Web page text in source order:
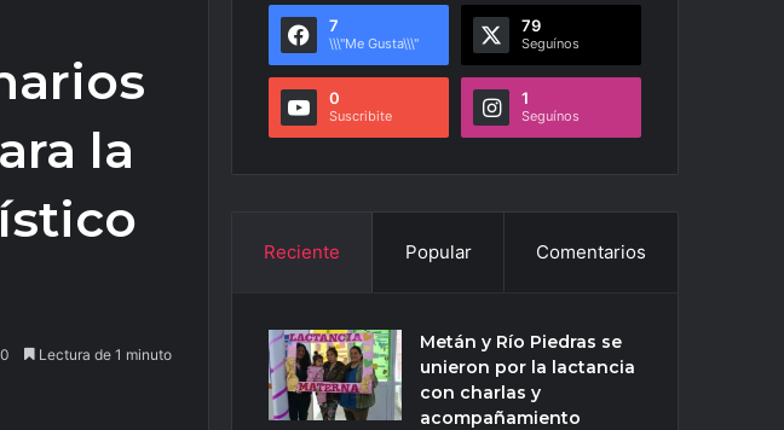
la
0 Lectura de 1 minuto
7
\\\"Me Gusta\\\"
79
Seguínos
0
Suscribite
1
Seguínos
Reciente Popular Comentarios
Metán y Río Piedras se
unieron por la lactancia
con charlas y
acompañamiento